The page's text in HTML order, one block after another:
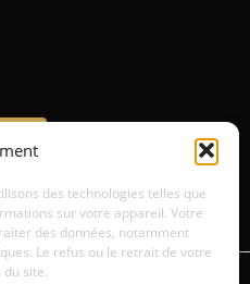
des technologies telles que
sur votre appareil. Votre
des données, notamment
Le refus ou le retrait de votre
site.